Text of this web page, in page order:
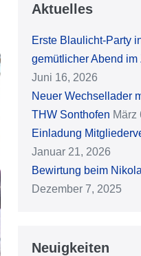
Aktuelles
Erste Blaulicht-Party
gemütlicher Abend
Juni 16, 2026
Neuer Wechsellader
THW Sonthofen März
Einladung
Januar 21, 2026
Bewirtung beim
Dezember 7, 2025
Neuigkeiten